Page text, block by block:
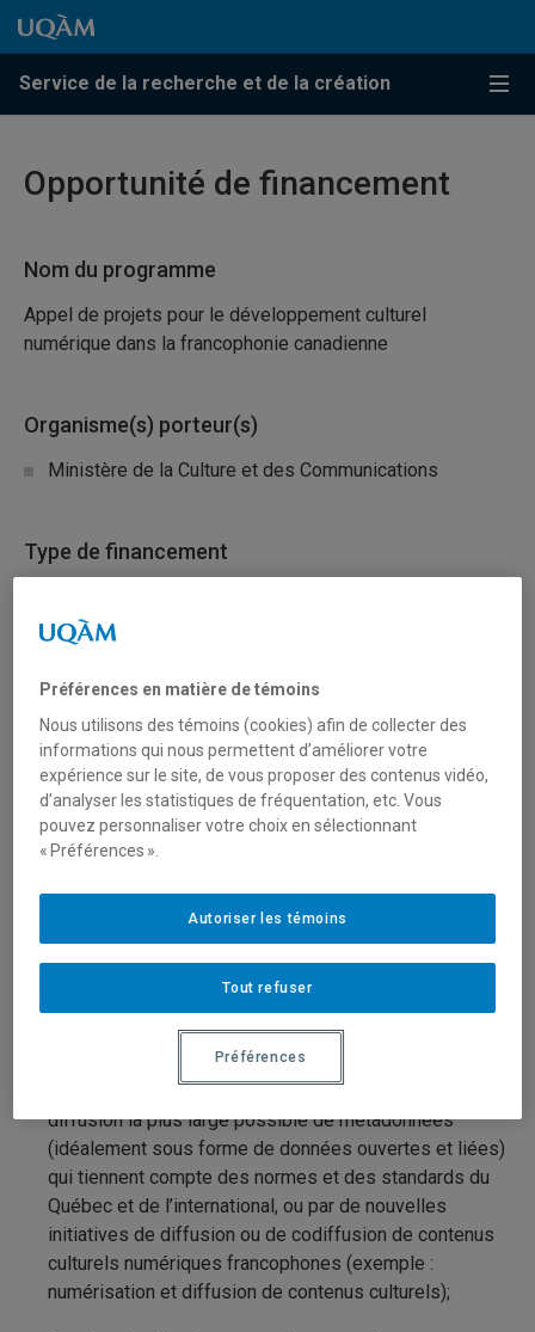
Passer au contenu
Accéder au menu principal
Accéder à la recherche
Passer au contenu
Accéder au menu principal
Service de la recherche et de la création
Menu
Opportunité de financement
Nom du programme
Appel de projets pour le développement culturel
numérique dans la francophonie canadienne
Organisme(s) porteur(s)
Ministère de la Culture et des Communications
Type de financement
Secteur(s)
Arts et création
Sciences humaines et sociales
Description du programme
Objectifs
Les projets déposés doivent répondre à au moins un des
objectifs suivants :
améliorer la découvrabilité des contenus culturels
francophones, notamment par la production et la
diffusion la plus large possible de métadonnées
(idéalement sous forme de données ouvertes et liées)
qui tiennent compte des normes et des standards du
Québec et de l’international, ou par de nouvelles
initiatives de diffusion ou de codiffusion de contenus
culturels numériques francophones (exemple :
numérisation et diffusion de contenus culturels);
Préférences en matière de témoins
Nous utilisons des témoins (cookies) afin de collecter des
informations qui nous permettent d’améliorer votre
expérience sur le site, de vous proposer des contenus vidéo,
d’analyser les statistiques de fréquentation, etc. Vous
pouvez personnaliser votre choix en sélectionnant
« Préférences ».
Tout refuser
Autoriser les témoins
Préférences